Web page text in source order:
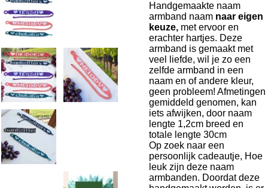
Handgemaakte naam
armband naam naar eigen
keuze, met ervoor en
erachter hartjes. Deze
armband is gemaakt met
veel liefde, wil je zo een
zelfde armband in een
naam en of andere kleur,
geen probleem! Afmetingen
gemiddeld genomen, kan
iets afwijken, door naam
lengte 1,2cm breed en
totale lengte 30cm
Op zoek naar een
persoonlijk cadeautje, Hoe
leuk zijn deze naam
armbanden. Doordat deze